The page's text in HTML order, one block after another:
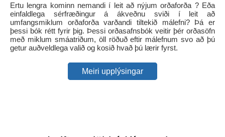
Ertu lengra kominn nemandi í leit að nýjum orðaforða ? Eða
einfaldlega sérfræðingur á ákveðnu sviði í leit að
umfangsmiklum orðaforða varðandi tiltekið málefni? Þá er
þessi bók rétt fyrir þig. Þessi orðasafnsbók veitir þér orðasöfn
með miklum smáatriðum, öll röðuð eftir málefnum svo að þú
getur auðveldlega valið og kosið hvað þú lærir fyrst.
Meiri upplýsingar